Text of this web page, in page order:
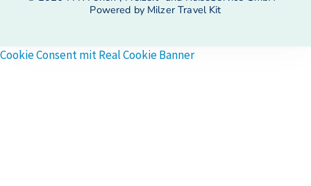
Powered by Milzer Travel Kit
Cookie Consent mit Real Cookie Banner